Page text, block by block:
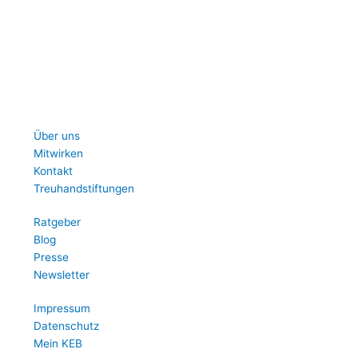
Über uns
Mitwirken
Kontakt
Treuhandstiftungen
Ratgeber
Blog
Presse
Newsletter
Impressum
Datenschutz
Mein KEB